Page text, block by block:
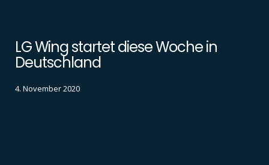
LG Wing startet diese Woche in
Deutschland
4. November 2020